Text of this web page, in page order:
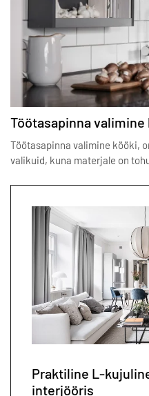
Töötasapinna valimine
Töötasapinna valimine kööki,
valikuid, kuna materjale on
Praktiline L-
interjööris